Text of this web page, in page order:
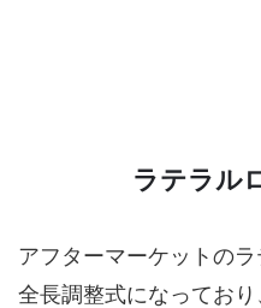
ラテラル
アフターマーケットの
全長調整式になってお